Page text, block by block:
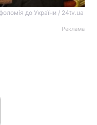
до України / 24tv.ua
Реклама